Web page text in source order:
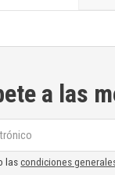
a las
lascondiciones